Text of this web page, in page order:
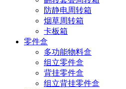
防静电周转箱
烟草周转箱
卡板箱
零件盒
多功能物料盒
组立零件盒
背挂零件盒
组立背挂零件盒